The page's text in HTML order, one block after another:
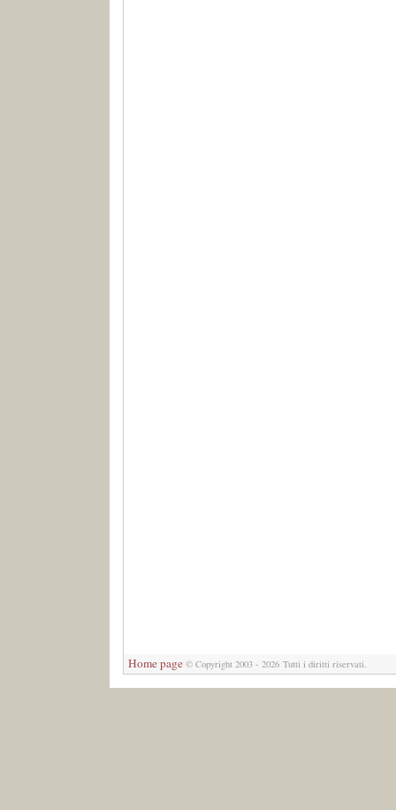
Home page © Copyright 2003 - 2026 Tutti i diritti riservati.